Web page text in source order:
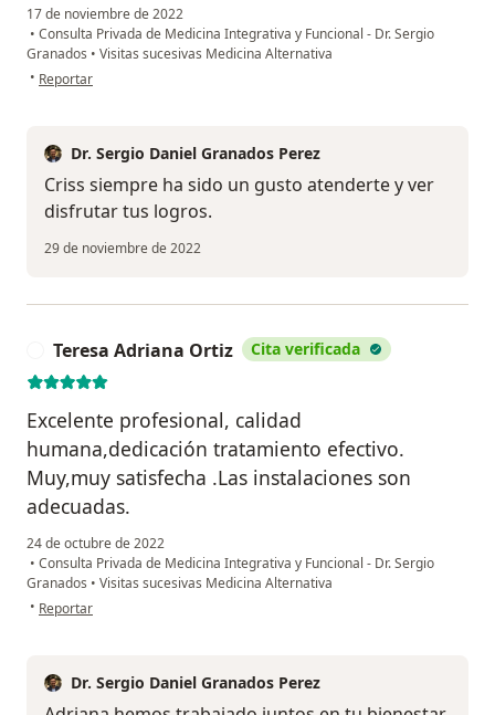
17 de noviembre de 2022
• Consulta Privada de Medicina Integrativa y Funcional - Dr. Sergio
Granados • Visitas sucesivas Medicina Alternativa
• en opinión del usuario Cristina Montilla
Reportar
Dr. Sergio Daniel Granados Perez
Criss siempre ha sido un gusto atenderte y ver
disfrutar tus logros.
29 de noviembre de 2022
Teresa Adriana Ortiz Cita verificada
Excelente profesional, calidad
humana,dedicación tratamiento efectivo.
Muy,muy satisfecha .Las instalaciones son
adecuadas.
24 de octubre de 2022
• Consulta Privada de Medicina Integrativa y Funcional - Dr. Sergio
Granados • Visitas sucesivas Medicina Alternativa
• en opinión del usuario Teresa Adriana Ortiz
Reportar
Dr. Sergio Daniel Granados Perez